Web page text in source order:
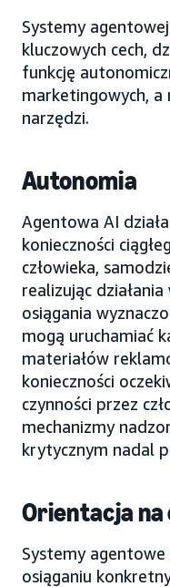
Systemy
kluczowych cech,
funkcję
marketingowych, a
narzędzi.
Autonomia
Agentowa AI
konieczności
człowieka,
realizując
osiągania
mogą uruchamiać
materiałów
konieczności
czynności przez
mechanizmy
krytycznym nadal
Orientacja na
Systemy
osiąganiu